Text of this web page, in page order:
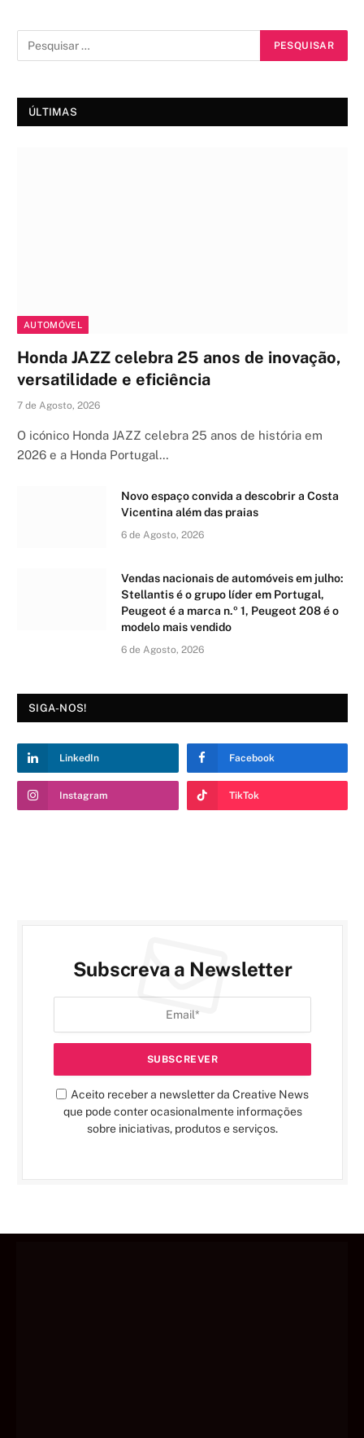
ÚLTIMAS
AUTOMÓVEL
Honda JAZZ celebra 25 anos de inovação,
versatilidade e eficiência
7 de Agosto, 2026
O icónico Honda JAZZ celebra 25 anos de história em
2026 e a Honda Portugal…
Novo espaço convida a descobrir a Costa
Vicentina além das praias
6 de Agosto, 2026
Vendas nacionais de automóveis em julho:
Stellantis é o grupo líder em Portugal,
Peugeot é a marca n.º 1, Peugeot 208 é o
modelo mais vendido
6 de Agosto, 2026
SIGA-NOS!
LinkedIn Facebook
Instagram TikTok
Subscreva a Newsletter
Aceito receber a newsletter da Creative News
que pode conter ocasionalmente informações
sobre iniciativas, produtos e serviços.